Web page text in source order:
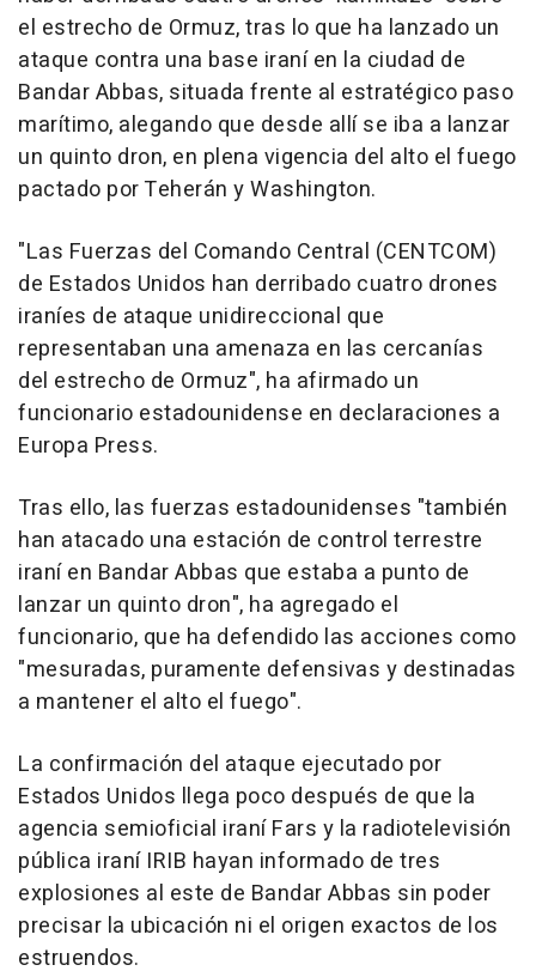
el estrecho de Ormuz, tras lo que ha lanzado un
ataque contra una base iraní en la ciudad de
Bandar Abbas, situada frente al estratégico paso
marítimo, alegando que desde allí se iba a lanzar
un quinto dron, en plena vigencia del alto el fuego
pactado por Teherán y Washington.
"Las Fuerzas del Comando Central (CENTCOM)
de Estados Unidos han derribado cuatro drones
iraníes de ataque unidireccional que
representaban una amenaza en las cercanías
del estrecho de Ormuz", ha afirmado un
funcionario estadounidense en declaraciones a
Europa Press.
Tras ello, las fuerzas estadounidenses "también
han atacado una estación de control terrestre
iraní en Bandar Abbas que estaba a punto de
lanzar un quinto dron", ha agregado el
funcionario, que ha defendido las acciones como
"mesuradas, puramente defensivas y destinadas
a mantener el alto el fuego".
La confirmación del ataque ejecutado por
Estados Unidos llega poco después de que la
agencia semioficial iraní Fars y la radiotelevisión
pública iraní IRIB hayan informado de tres
explosiones al este de Bandar Abbas sin poder
precisar la ubicación ni el origen exactos de los
estruendos.